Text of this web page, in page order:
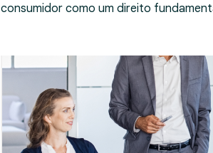
consumidor como um direito